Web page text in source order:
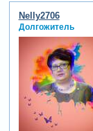
Nelly2706
Долгожитель